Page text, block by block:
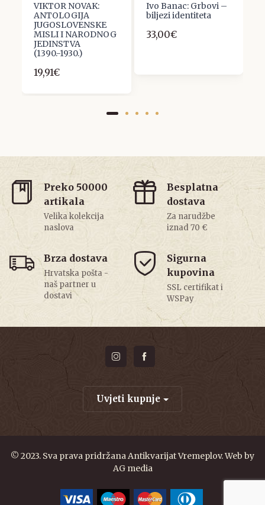
VIKTOR NOVAK:
ANTOLOGIJA
JUGOSLOVENSKE
MISLI I NARODNOG
JEDINSTVA
(1390.-1930.)
19,91€
Ivo Banac: Grbovi –
biljezi identiteta
33,00€
Preko 50000
artikala
Velika kolekcija
naslova
Besplatna
dostava
Za narudžbe
iznad 70 €
Brza dostava
Hrvatska pošta -
naš partner u
dostavi
Sigurna
kupovina
SSL certifikat i
WSPay
Uvjeti kupnje
© 2023. Sva prava pridržana Antikvarijat Vremeplov. Web by
AG media